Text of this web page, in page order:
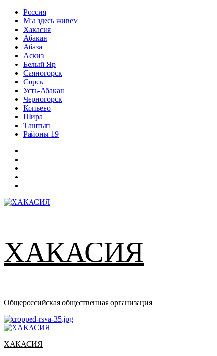
Перейти
содержимому
Россия
Мы здесь живем
Хакасия
Абакан
Абаза
Аскиз
Белый Яр
Саяногорск
Сорск
Усть-Абакан
Черногорск
Копьево
Шира
Таштып
Районы 19
ХАКАСИЯ
Общероссийская общественная организация
Основное
ХАКАСИЯ